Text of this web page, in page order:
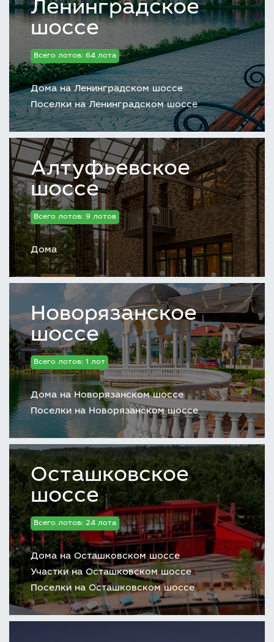
Ленинградское
шоссе
Всего лотов: 64 лота
Дома на Ленинградском шоссе
Поселки на Ленинградском шоссе
Алтуфьевское
шоссе
Всего лотов: 9 лотов
Дома
Новорязанское
шоссе
Всего лотов: 1 лот
Дома на Новорязанском шоссе
Поселки на Новорязанском шоссе
Осташковское
шоссе
Всего лотов: 24 лота
Дома на Осташковском шоссе
Участки на Осташковском шоссе
Поселки на Осташковском шоссе